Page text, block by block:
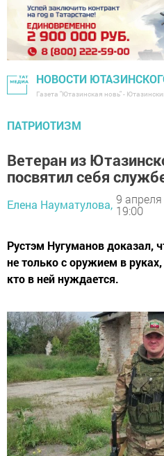
НОВОСТИ
Газета "Ютазинская новь" -
ПАТРИОТИЗМ
Ветеран из
посвятил себя
Елена Науматулова, 9
19:00
Рустэм Нугуманов доказал,
не только с оружием в
кто в ней нуждается.